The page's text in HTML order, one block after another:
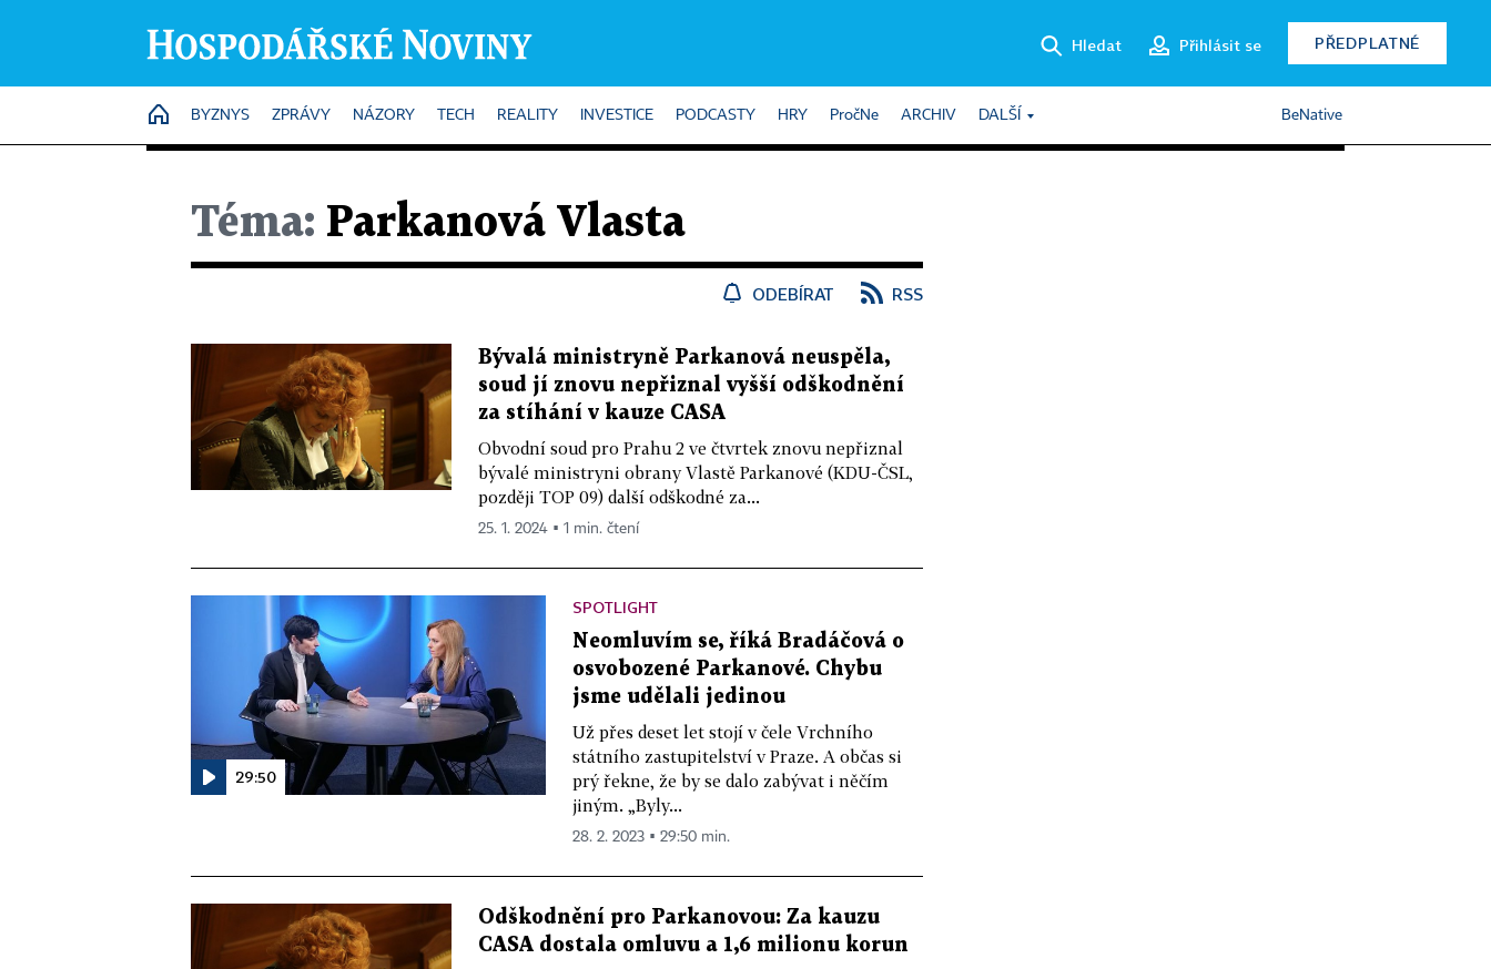
Hledat Přihlásit se PŘEDPLATNÉ
HOME
BYZNYS ZPRÁVY NÁZORY TECH REALITY INVESTICE PODCASTY HRY PročNe ARCHIV DALŠÍ BeNative
Téma: Parkanová Vlasta
ODEBÍRAT RSS
Bývalá ministryně Parkanová neuspěla,
soud jí znovu nepřiznal vyšší odškodnění
za stíhání v kauze CASA
Obvodní soud pro Prahu 2 ve čtvrtek znovu nepřiznal
bývalé ministryni obrany Vlastě Parkanové (KDU-ČSL,
později TOP 09) další odškodné za...
25. 1. 2024 ▪ 1 min. čtení
29:50
SPOTLIGHT
Neomluvím se, říká Bradáčová o
osvobozené Parkanové. Chybu
jsme udělali jedinou
Už přes deset let stojí v čele Vrchního
státního zastupitelství v Praze. A občas si
prý řekne, že by se dalo zabývat i něčím
jiným. „Byly...
28. 2. 2023 ▪ 29:50 min.
Odškodnění pro Parkanovou: Za kauzu
CASA dostala omluvu a 1,6 milionu korun